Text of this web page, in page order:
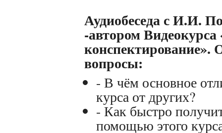
Аудиобеседас И.И.
-автором
конспектирование».
вопросы:
- В чём основное
курса от других?
- Как быстро
помощью этого